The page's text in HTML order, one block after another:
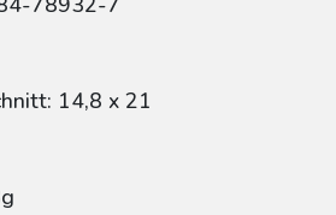
14,8 x 21